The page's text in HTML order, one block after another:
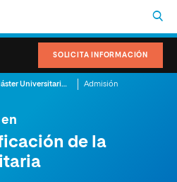
SOLICITA INFORMACIÓN
Máster Universitario en Gestión y Planificación de la Tecnología Sanitaria Admisión
de la